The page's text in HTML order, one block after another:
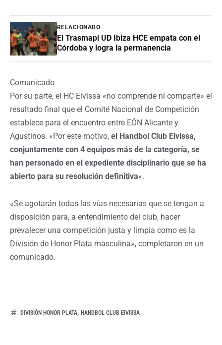
RELACIONADO
El Trasmapi UD Ibiza HCE empata con el
Córdoba y logra la permanencia
Comunicado
Por su parte, el HC Eivissa «no comprende ni comparte» el
resultado final que el Comité Nacional de Competición
establece para el encuentro entre EÓN Alicante y
Agustinos. «Por este motivo, el Handbol Club Eivissa,
conjuntamente con 4 equipos más de la categoría, se
han personado en el expediente disciplinario que se ha
abierto para su resolución definitiva«.
«Se agotarán todas las vías necesarias que se tengan a
disposición para, a entendimiento del club, hacer
prevalecer una competición justa y limpia como es la
División de Honor Plata masculina», completaron en un
comunicado.
DIVISIÓN HONOR PLATA, HANDBOL CLUB EIVISSA